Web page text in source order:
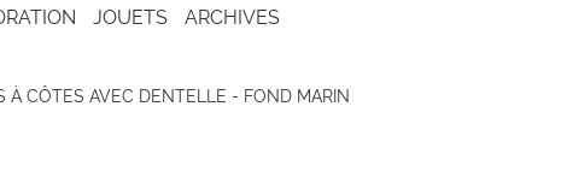
JOUETS ARCHIVES
À CÔTES AVEC DENTELLE - FOND MARIN